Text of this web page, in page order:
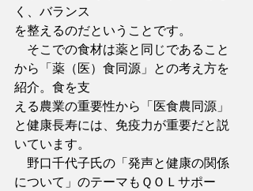
く、バランス
を整えるのだということです。
そこでの食材は薬と同じであること
から「薬（医）食同源」との考え方を
紹介。食を支
える農業の重要性から「医食農同源」
と健康長寿には、免疫力が重要だと説
いています。
野口千代子氏の「発声と健康の関係
について」のテーマもＱＯＬサポー